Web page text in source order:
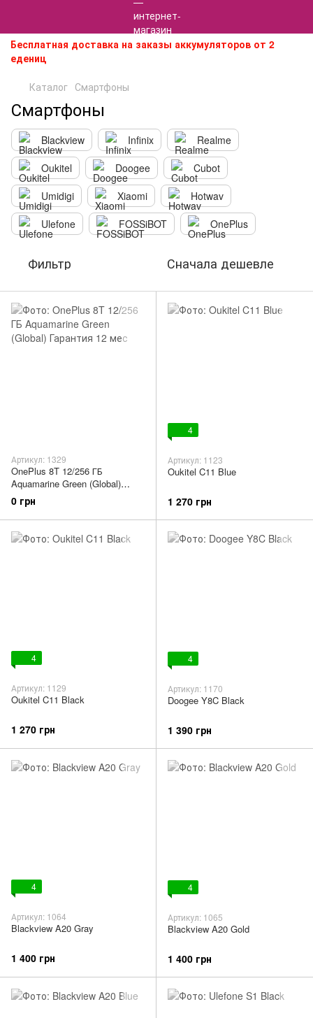
Бесплатная доставка на заказы аккумуляторов от 2
едениц
Каталог Смартфоны
Смартфоны
Blackview Infinix
Realme
Oukitel
Doogee
Cubot
Umidigi
Xiaomi
Hotwav
Ulefone
FOSSiBOT OnePlus
Фильтр Сначала дешевле
Артикул: 1329
OnePlus 8T 12/256 ГБ
Aquamarine Green (Global)
Гарантия 12 мес
0 грн
4
Артикул: 1123
Oukitel C11 Blue
1 270 грн
4
Артикул: 1129
Oukitel C11 Black
1 270 грн
4
Артикул: 1170
Doogee Y8C Black
1 390 грн
4
Артикул: 1064
Blackview A20 Gray
1 400 грн
4
Артикул: 1065
Blackview A20 Gold
1 400 грн